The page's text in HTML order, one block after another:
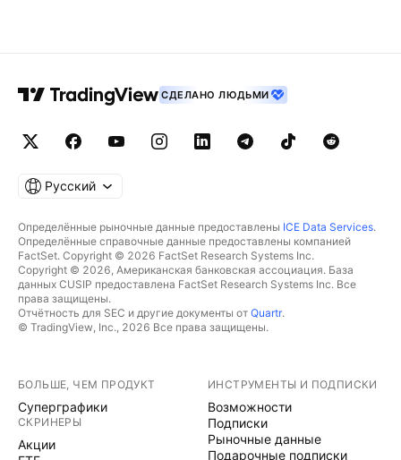
СДЕЛАНО ЛЮДЬМИ
Русский
Определённые рыночные данные предоставлены ICE Data Services.
Определённые справочные данные предоставлены компанией
FactSet. Copyright © 2026 FactSet Research Systems Inc.
Copyright © 2026, Американская банковская ассоциация. База
данных CUSIP предоставлена FactSet Research Systems Inc. Все
права защищены.
Отчётность для SEC и другие документы от Quartr.
© TradingView, Inc., 2026 Все права защищены.
БОЛЬШЕ, ЧЕМ ПРОДУКТ
Суперграфики
СКРИНЕРЫ
Акции
ИНСТРУМЕНТЫ И ПОДПИСКИ
Возможности
Подписки
Рыночные данные
Подарочные подписки